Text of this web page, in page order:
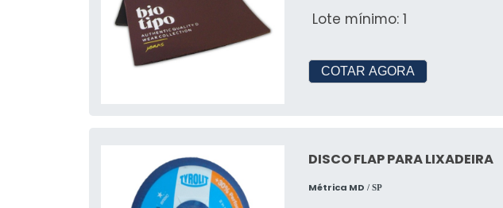
Lote mínimo: 1
COTAR AGORA
DISCO FLAP PARA LIXADEIRA
Métrica MD / SP